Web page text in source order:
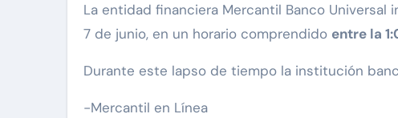
La entidad financiera Mercantil Banco
7 de junio, en un horario comprendido entre la
Durante este lapso de tiempo la institución
-Mercantil en Línea